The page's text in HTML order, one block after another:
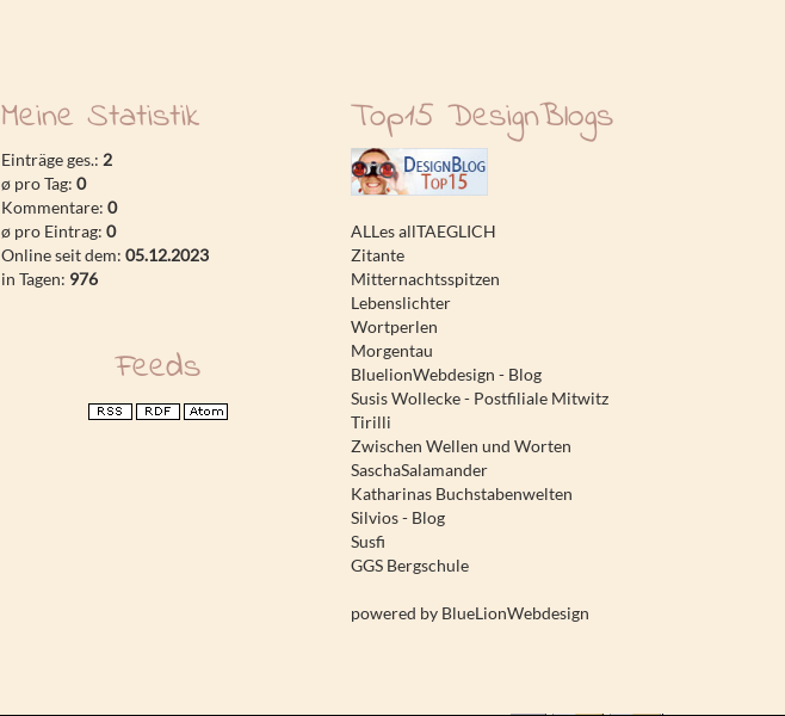
Meine Statistik
Einträge ges.: 2
ø pro Tag: 0
Kommentare: 0
ø pro Eintrag: 0
Online seit dem: 05.12.2023
in Tagen: 976
Feeds
Top15 DesignBlogs
ALLes allTAEGLICH
Zitante
Mitternachtsspitzen
Lebenslichter
Wortperlen
Morgentau
BluelionWebdesign - Blog
Susis Wollecke - Postfiliale Mitwitz
Tirilli
Zwischen Wellen und Worten
SaschaSalamander
Katharinas Buchstabenwelten
Silvios - Blog
Susfi
GGS Bergschule
powered by BlueLionWebdesign